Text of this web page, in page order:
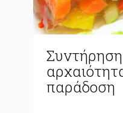
παράδοση